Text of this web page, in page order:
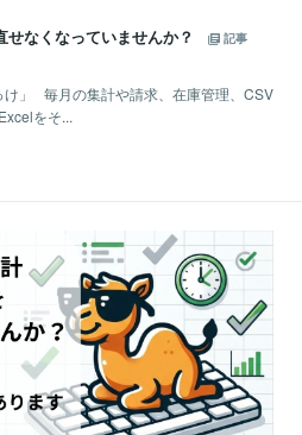
なくなっていませんか？
記事
け」 毎月の集計や請求、在庫管理、CSV
をそ...